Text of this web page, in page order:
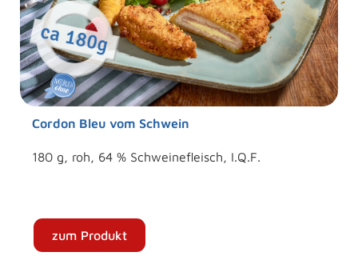
Cordon Bleu vom Schwein
180 g, roh, 64 % Schweinefleisch, I.Q.F.
zum Produkt